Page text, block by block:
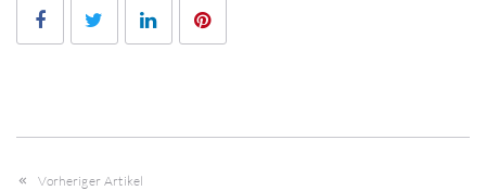
Vorheriger Artikel